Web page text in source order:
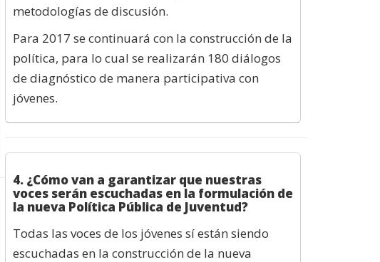
metodologías de discusión.
Para 2017 se continuará con la construcción de la
política, para lo cual se realizarán 180 diálogos
de diagnóstico de manera participativa con
jóvenes.
4. ¿Cómo van a garantizar que nuestras
voces serán escuchadas en la formulación de
la nueva Política Pública de Juventud?
Todas las voces de los jóvenes sí están siendo
escuchadas en la construcción de la nueva